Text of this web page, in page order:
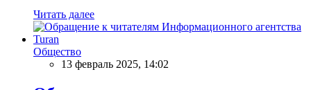
Читать далее
Общество
13 февраль 2025, 14:02